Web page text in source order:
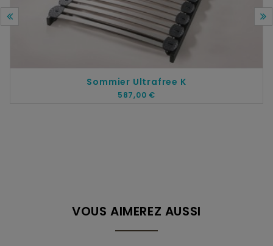
Sommier Ultrafree K
587,00 €
VOUS AIMEREZ AUSSI